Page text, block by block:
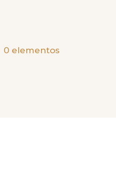
0 elementos